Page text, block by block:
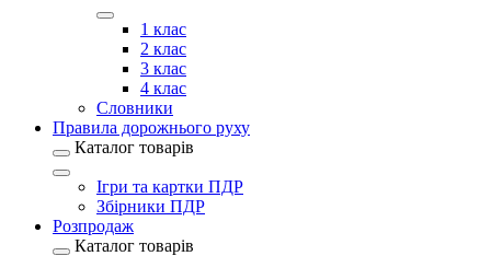
1 клас
2 клас
3 клас
4 клас
Словники
Правила дорожнього руху
Каталог товарів
Ігри та картки ПДР
Збірники ПДР
Розпродаж
Каталог товарів